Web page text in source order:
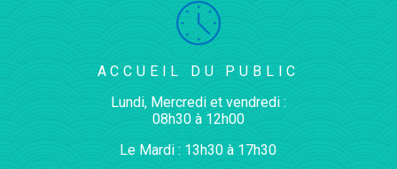
ACCUEIL DU PUBLIC
Lundi, Mercredi et vendredi :
08h30 à 12h00
Le Mardi : 13h30 à 17h30